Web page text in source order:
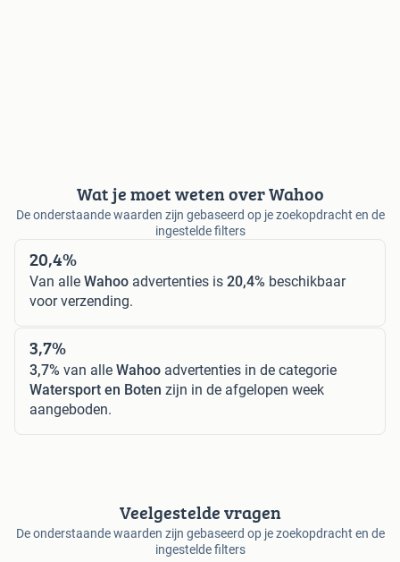
Wat je moet weten over Wahoo
De onderstaande waarden zijn gebaseerd op je zoekopdracht en de
ingestelde filters
20,4%
Van alle Wahoo advertenties is 20,4% beschikbaar
voor verzending.
3,7%
3,7% van alle Wahoo advertenties in de categorie
Watersport en Boten zijn in de afgelopen week
aangeboden.
Veelgestelde vragen
De onderstaande waarden zijn gebaseerd op je zoekopdracht en de
ingestelde filters